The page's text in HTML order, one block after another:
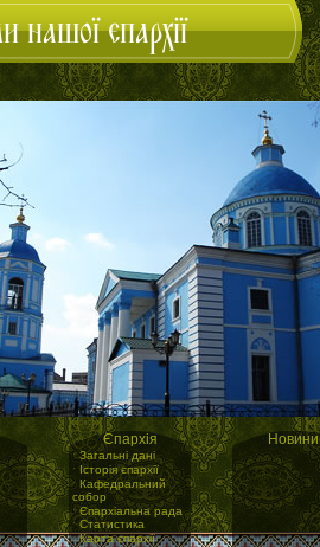
нашої єпархії
Єпархія
·Загальні дані
·Історія єпархії
·Кафедральний
собор
·Єпархіальна рада
·Статистика
·Карта єпархії
Новини